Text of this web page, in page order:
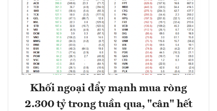
Khối ngoại đẩy mạnh mua ròng
2.300 tỷ trong tuần qua, "cân" hết